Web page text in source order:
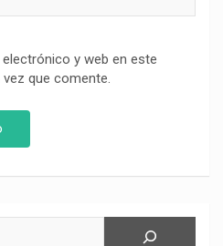
y web en este
que comente.